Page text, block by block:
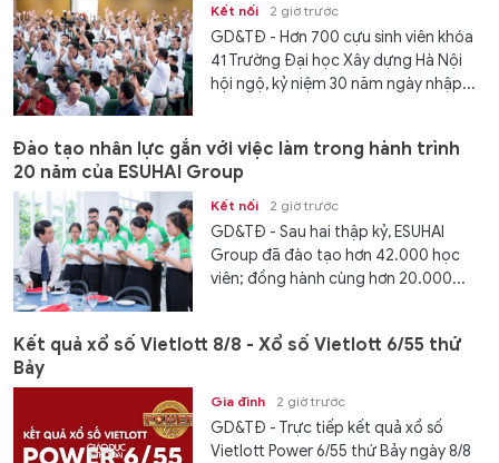
Kết nối 2 giờ trước
GD&TĐ - Hơn 700 cựu sinh viên khóa
41 Trường Đại học Xây dựng Hà Nội
hội ngộ, kỷ niệm 30 năm ngày nhập...
Đào tạo nhân lực gắn với việc làm trong hành trình
20 năm của ESUHAI Group
Kết nối 2 giờ trước
GD&TĐ - Sau hai thập kỷ, ESUHAI
Group đã đào tạo hơn 42.000 học
viên; đồng hành cùng hơn 20.000...
Kết quả xổ số Vietlott 8/8 - Xổ số Vietlott 6/55 thứ
Bảy
Gia đình 2 giờ trước
GD&TĐ - Trực tiếp kết quả xổ số
Vietlott Power 6/55 thứ Bảy ngày 8/8